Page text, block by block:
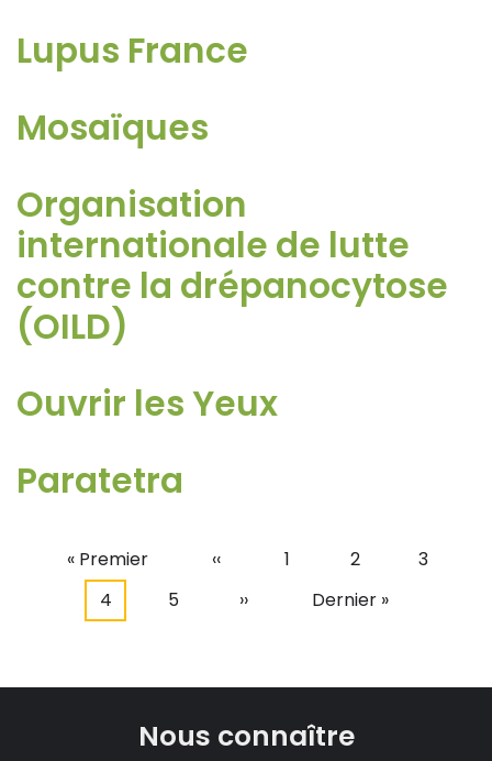
Lupus France
Mosaïques
Organisation
internationale de lutte
contre la drépanocytose
(OILD)
Ouvrir les Yeux
Paratetra
Pagination
Première
page
« Premier
Page
précédente
‹‹ Page
1 Page
2 Page
3
Page
4 Page
5
Page
››
Dernière
Dernier »
Nous connaître